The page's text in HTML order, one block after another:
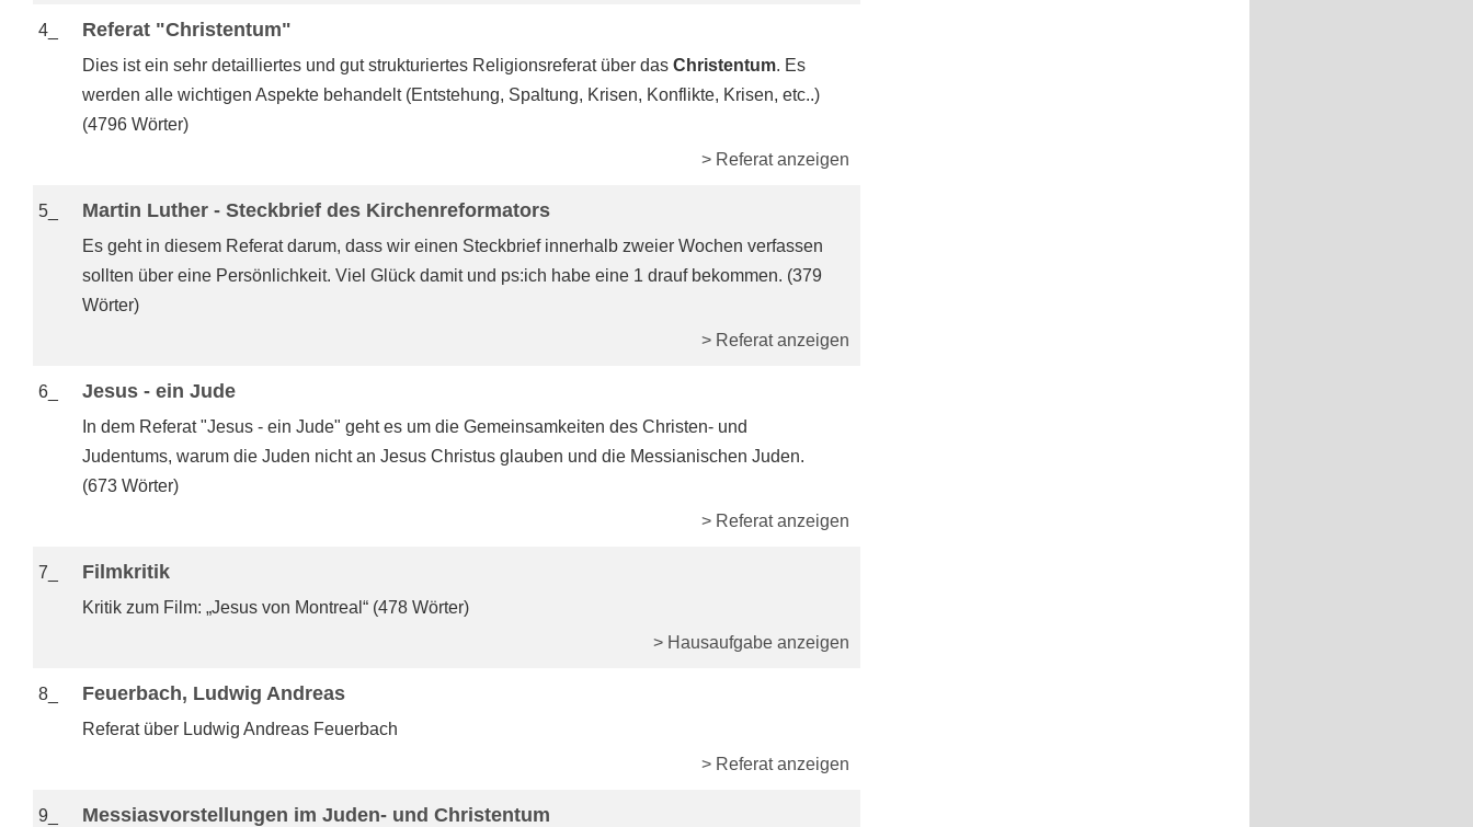
4_ Referat "Christentum"
Dies ist ein sehr detailliertes und gut strukturiertes Religionsreferat über das Christentum. Es
werden alle wichtigen Aspekte behandelt (Entstehung, Spaltung, Krisen, Konflikte, Krisen, etc..)
(4796 Wörter)
> Referat anzeigen
5_ Martin Luther - Steckbrief des Kirchenreformators
Es geht in diesem Referat darum, dass wir einen Steckbrief innerhalb zweier Wochen verfassen
sollten über eine Persönlichkeit. Viel Glück damit und ps:ich habe eine 1 drauf bekommen. (379
Wörter)
> Referat anzeigen
6_ Jesus - ein Jude
In dem Referat "Jesus - ein Jude" geht es um die Gemeinsamkeiten des Christen- und
Judentums, warum die Juden nicht an Jesus Christus glauben und die Messianischen Juden.
(673 Wörter)
> Referat anzeigen
7_ Filmkritik
Kritik zum Film: „Jesus von Montreal“ (478 Wörter)
> Hausaufgabe anzeigen
8_ Feuerbach, Ludwig Andreas
Referat über Ludwig Andreas Feuerbach
> Referat anzeigen
9_ Messiasvorstellungen im Juden- und Christentum